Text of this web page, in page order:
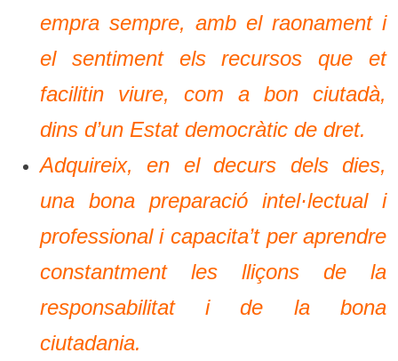
empra sempre, amb el raonament i
el sentiment els recursos que et
facilitin viure, com a bon ciutadà,
dins d’un Estat democràtic de dret.
Adquireix, en el decurs dels dies,
una bona preparació intel·lectual i
professional i capacita’t per aprendre
constantment les lliçons de la
responsabilitat i de la bona
ciutadania.